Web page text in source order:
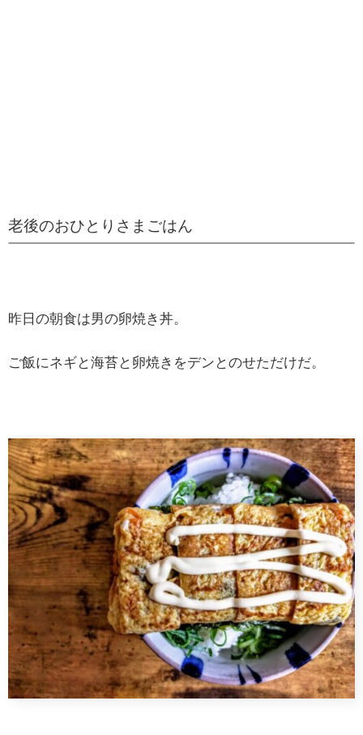
老後のおひとりさまごはん
昨日の朝食は男の卵焼き丼。
ご飯にネギと海苔と卵焼きをデンとのせただけだ。